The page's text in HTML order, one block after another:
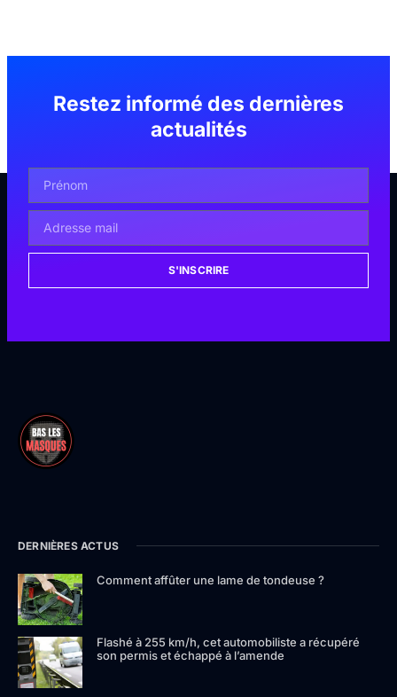
Restez informé des dernières
actualités
S'INSCRIRE
DERNIÈRES ACTUS
Comment affûter une lame de tondeuse ?
Flashé à 255 km/h, cet automobiliste a récupéré
son permis et échappé à l’amende